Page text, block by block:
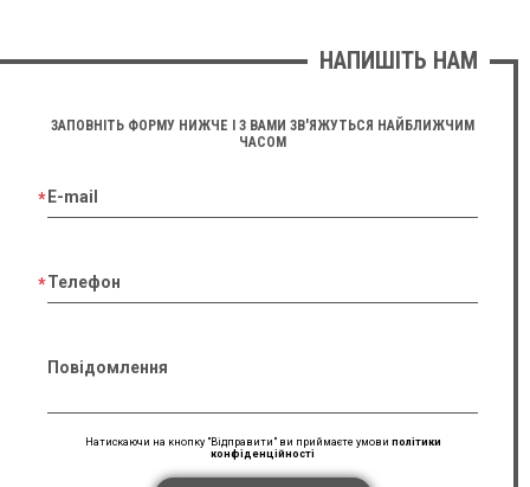
НАПИШІТЬ НАМ
ЗАПОВНІТЬ ФОРМУ НИЖЧЕ І З ВАМИ ЗВ'ЯЖУТЬСЯ НАЙБЛИЖЧИМ
ЧАСОМ
E-mail
Телефон
Повідомлення
Натискаючи на кнопку "Відправити" ви приймаєте умови політики
конфіденційності